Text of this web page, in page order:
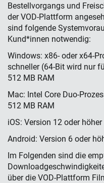
Bestellvorgangs und
der VOD-Plattform
sind folgende
Kund*innen notwendig:
Windows: x86- oder x64-
schneller (64-Bit wird nur
512 MB RAM
Mac: Intel Core Duo-
512 MB RAM
iOS: Version 12 oder höher
Android: Version 6 oder
Im Folgenden sind die
über die VOD-Plattform